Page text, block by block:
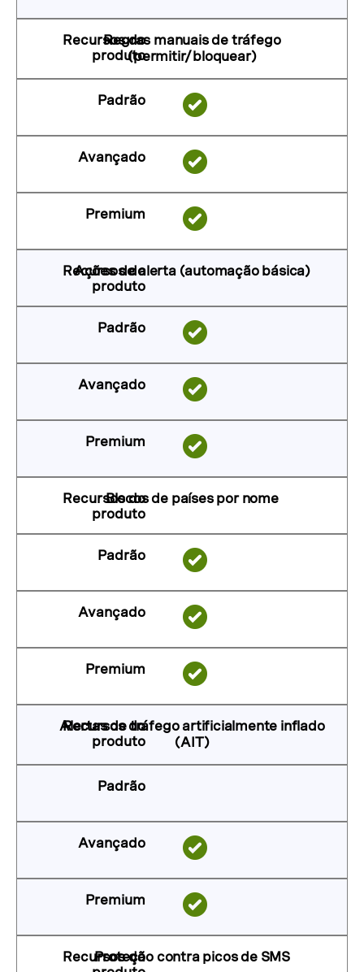
Regras manuais de tráfego
(permitir/bloquear)
Ações de alerta (automação básica)
Blocos de países por nome
Alertas de tráfego artificialmente inflado
(AIT)
Proteção contra picos de SMS